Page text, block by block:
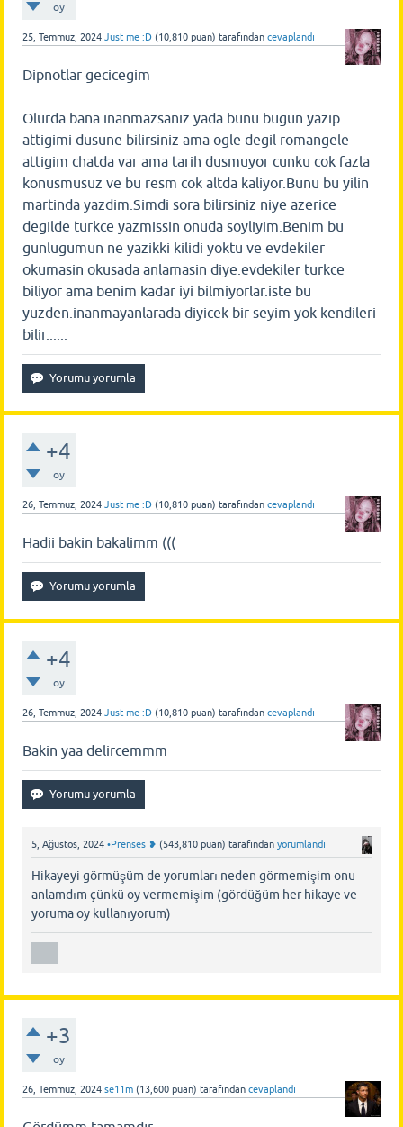
oy
25, Temmuz, 2024 Just me :D (10,810 puan) tarafından cevaplandı
Dipnotlar gecicegim
Olurda bana inanmazsaniz yada bunu bugun yazip
attigimi dusune bilirsiniz ama ogle degil romangele
attigim chatda var ama tarih dusmuyor cunku cok fazla
konusmusuz ve bu resm cok altda kaliyor.Bunu bu yilin
martinda yazdim.Simdi sora bilirsiniz niye azerice
degilde turkce yazmissin onuda soyliyim.Benim bu
gunlugumun ne yazikki kilidi yoktu ve evdekiler
okumasin okusada anlamasin diye.evdekiler turkce
biliyor ama benim kadar iyi bilmiyorlar.iste bu
yuzden.inanmayanlarada diyicek bir seyim yok kendileri
bilir......
+4
oy
26, Temmuz, 2024 Just me :D (10,810 puan) tarafından cevaplandı
Hadii bakin bakalimm (((
+4
oy
26, Temmuz, 2024 Just me :D (10,810 puan) tarafından cevaplandı
Bakin yaa delircemmm
5, Ağustos, 2024 •Prenses ❥ (543,810 puan) tarafından yorumlandı
Hikayeyi görmüşüm de yorumları neden görmemişim onu
anlamdım çünkü oy vermemişim (gördüğüm her hikaye ve
yoruma oy kullanıyorum)
+3
oy
26, Temmuz, 2024 se11m (13,600 puan) tarafından cevaplandı